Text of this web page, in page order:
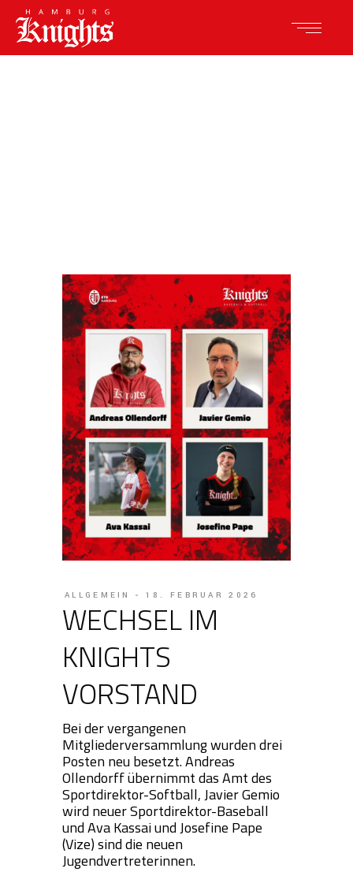
ALLGEMEIN 18. FEBRUAR 2026
WECHSEL IM
KNIGHTS
VORSTAND
Bei der vergangenen
Mitgliederversammlung wurden drei
Posten neu besetzt. Andreas
Ollendorff übernimmt das Amt des
Sportdirektor-Softball, Javier Gemio
wird neuer Sportdirektor-Baseball
und Ava Kassai und Josefine Pape
(Vize) sind die neuen
Jugendvertreterinnen.